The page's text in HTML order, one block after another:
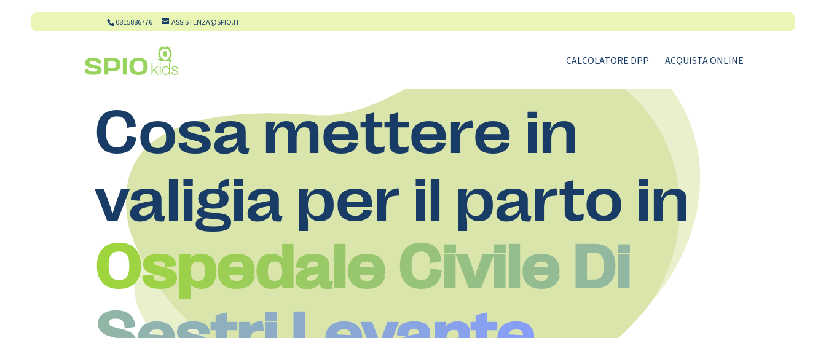
0815886776 ASSISTENZA@SPIO.IT
CALCOLATORE DPP ACQUISTA ONLINE
Cosa mettere in
valigia per il parto in
Ospedale Civile Di